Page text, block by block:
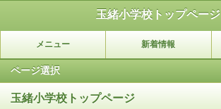
玉緒小学校トップページ
メニュー 新着情報
ページ選択
玉緒小学校トップページ